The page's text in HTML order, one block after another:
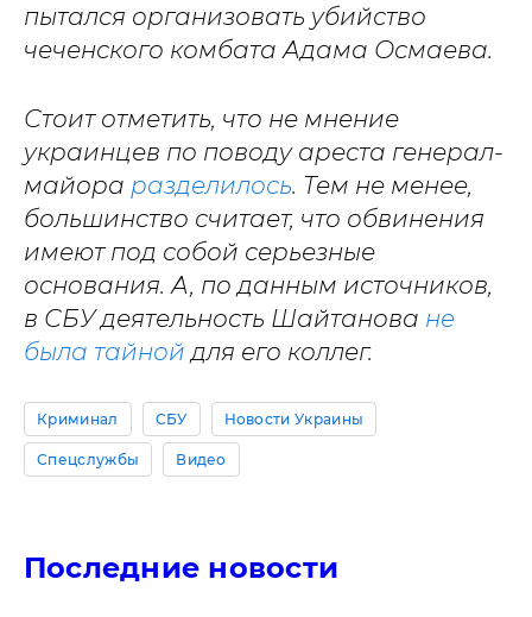
пытался организовать убийство
чеченского комбата Адама Осмаева.
Стоит отметить, что не мнение
украинцев по поводу ареста генерал-
майора разделилось. Тем не менее,
большинство считает, что обвинения
имеют под собой серьезные
основания. А, по данным источников,
в СБУ деятельность Шайтанова не
была тайной для его коллег.
Криминал СБУ Новости Украины
Спецслужбы Видео
Последние новости